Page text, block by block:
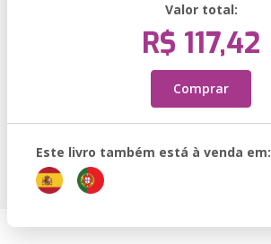
Valor total:
R$ 117,42
Comprar
Este livro também está à venda em: